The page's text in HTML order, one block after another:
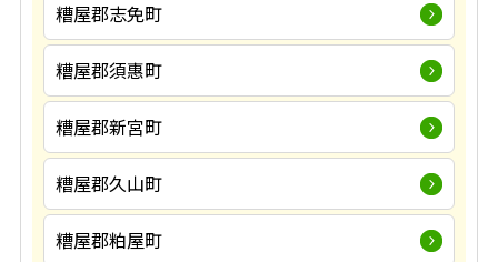
糟屋郡志免町
糟屋郡須惠町
糟屋郡新宮町
糟屋郡久山町
糟屋郡粕屋町